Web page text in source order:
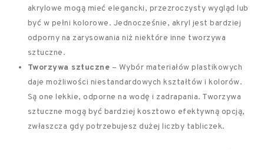
akrylowe mogą mieć elegancki, przezroczysty wygląd lub
być w pełni kolorowe. Jednocześnie, akryl jest bardziej
odporny na zarysowania niż niektóre inne tworzywa
sztuczne.
Tworzywa sztuczne – Wybór materiałów plastikowych
daje możliwości niestandardowych kształtów i kolorów.
Są one lekkie, odporne na wodę i zadrapania. Tworzywa
sztuczne mogą być bardziej kosztowo efektywną opcją,
zwłaszcza gdy potrzebujesz dużej liczby tabliczek.